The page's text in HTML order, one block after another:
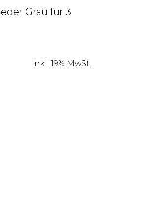
Grau für 3
inkl. 19% MwSt.